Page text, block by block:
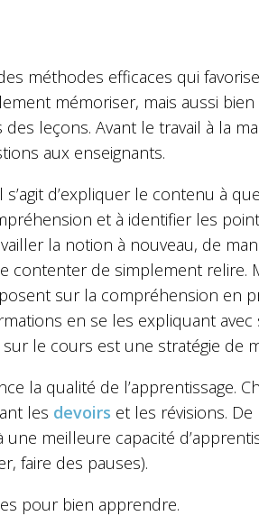
méthodes efficaces qui
mémoriser, mais aussi
leçons. Avant le travail à la
aux enseignants.
d’expliquer le contenu à
et à identifier les
la notion à nouveau, de
contenter de simplement relire.
sur la compréhension en
en se les expliquant
le cours est une stratégie de
la qualité de l’apprentissage.
les devoirs et les révisions.
meilleure capacité
faire des pauses).
pour bien apprendre.